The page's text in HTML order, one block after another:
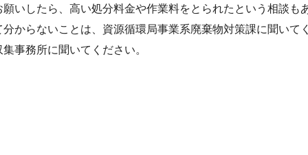
いしたら、高い処分料金や作業料をとられたという相談も
からないことは、資源循環局事業系廃棄物対策課に聞いて
事務所に聞いてください。